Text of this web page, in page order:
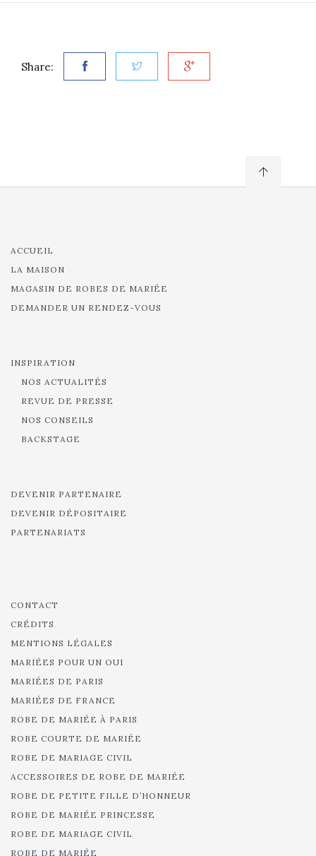
Share:
ACCUEIL
LA MAISON
MAGASIN DE ROBES DE MARIÉE
DEMANDER UN RENDEZ-VOUS
INSPIRATION
NOS ACTUALITÉS
REVUE DE PRESSE
NOS CONSEILS
BACKSTAGE
DEVENIR PARTENAIRE
DEVENIR DÉPOSITAIRE
PARTENARIATS
CONTACT
CRÉDITS
MENTIONS LÉGALES
MARIÉES POUR UN OUI
MARIÉES DE PARIS
MARIÉES DE FRANCE
ROBE DE MARIÉE À PARIS
ROBE COURTE DE MARIÉE
ROBE DE MARIAGE CIVIL
ACCESSOIRES DE ROBE DE MARIÉE
ROBE DE PETITE FILLE D’HONNEUR
ROBE DE MARIÉE PRINCESSE
ROBE DE MARIAGE CIVIL
ROBE DE MARIÉE